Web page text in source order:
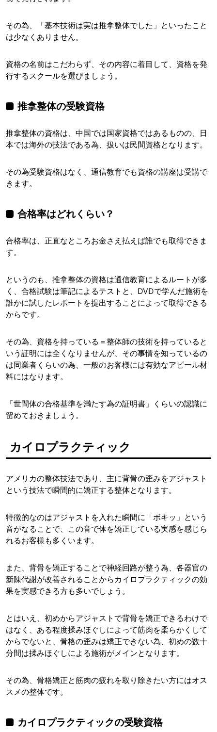
その為、「基本技術は実は推拿整体でした」といったこと
は少なくありません。
資格の名前はこだわらず、その内容に着目して、資格を発
行するスクールを選びましょう。
推拿整体の受験資格
推拿整体の資格は、中国では国家資格ではあるものの、日
本では海外の技法である為、扱いは民間資格となります。
その為受験資格はなく、通信教育でも資格の講座は受講で
きます。
合格率はどれくらい？
合格率は、正直なところお金さえ払えば誰でも取得できま
す。
というのも、推拿整体の資格は通信教育によるルートが多
く、合格試験は筆記によるテストと、DVDで学んだ施術を
誰かに試したレポートを提出することによって取得できる
からです。
その為、資格を持っている＝整体師の技術を持っていると
いう証明には全くなりませんが、その事情を知っているの
は同業者くらいの為、一般のお客様には有効なアピール材
料にはなります。
「世間体の合格基準を満たす為の証明書」くらいの認識に
留めておきましょう。
カイロプラクティック
アメリカの整体技法であり、主に背骨の歪みをアジャスト
という技法で瞬間的に矯正する整体となります。
特徴的なのはアジャストを入れた瞬間に「ボキッ」という
音がなることで、この音で体を矯正している実感を感じら
れるお客様も多くいます。
また、背骨を矯正することで神経回路が整う為、各器官の
新陳代謝が改善されることからカイロプラクティックの効
果を実感できる方も多いでしょう。
とはいえ、初めからアジャストで背骨を矯正できるわけで
はなく、ある程度揉みほぐしによって筋肉を柔らかくして
からでないと、骨格の歪みは矯正できない為、初めの数十
分間は揉みほぐしによる施術がメインとなります。
その為、骨格矯正と筋肉の疲れを取り除きたい方にはオス
スメの整体です。
カイロプラクティックの受験資格